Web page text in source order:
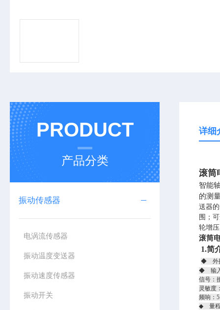
PRODUCT
产品分类
振动传感器
电涡流传感器
振动温度变送器
振动速度传感器
振动开关
详细
滚筒
智能
的测
送器
围；
轮增
滚筒
1.简
◆ 外
◆ 输
信号：
灵敏度
频响：
◆ 量程